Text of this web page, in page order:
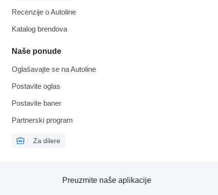
Recenzije o Autoline
Katalog brendova
Naše ponude
Oglašavajte se na Autoline
Postavite oglas
Postavite baner
Partnerski program
Za dilere
Preuzmite naše aplikacije